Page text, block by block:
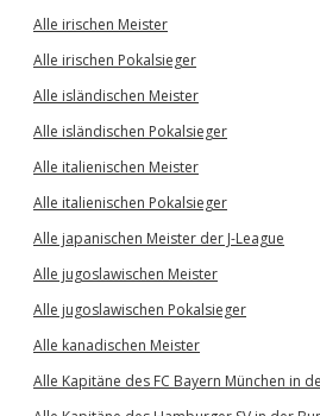
Alle irischen Meister
Alle irischen Pokalsieger
Alle isländischen Meister
Alle isländischen Pokalsieger
Alle italienischen Meister
Alle italienischen Pokalsieger
Alle japanischen Meister der J-League
Alle jugoslawischen Meister
Alle jugoslawischen Pokalsieger
Alle kanadischen Meister
Alle Kapitäne des FC Bayern München in